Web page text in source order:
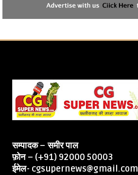
सम्पादक – समीर पाल
फ़ोन – (+91) 92000 50003
ईमेल- cgsupernews@gmail.com